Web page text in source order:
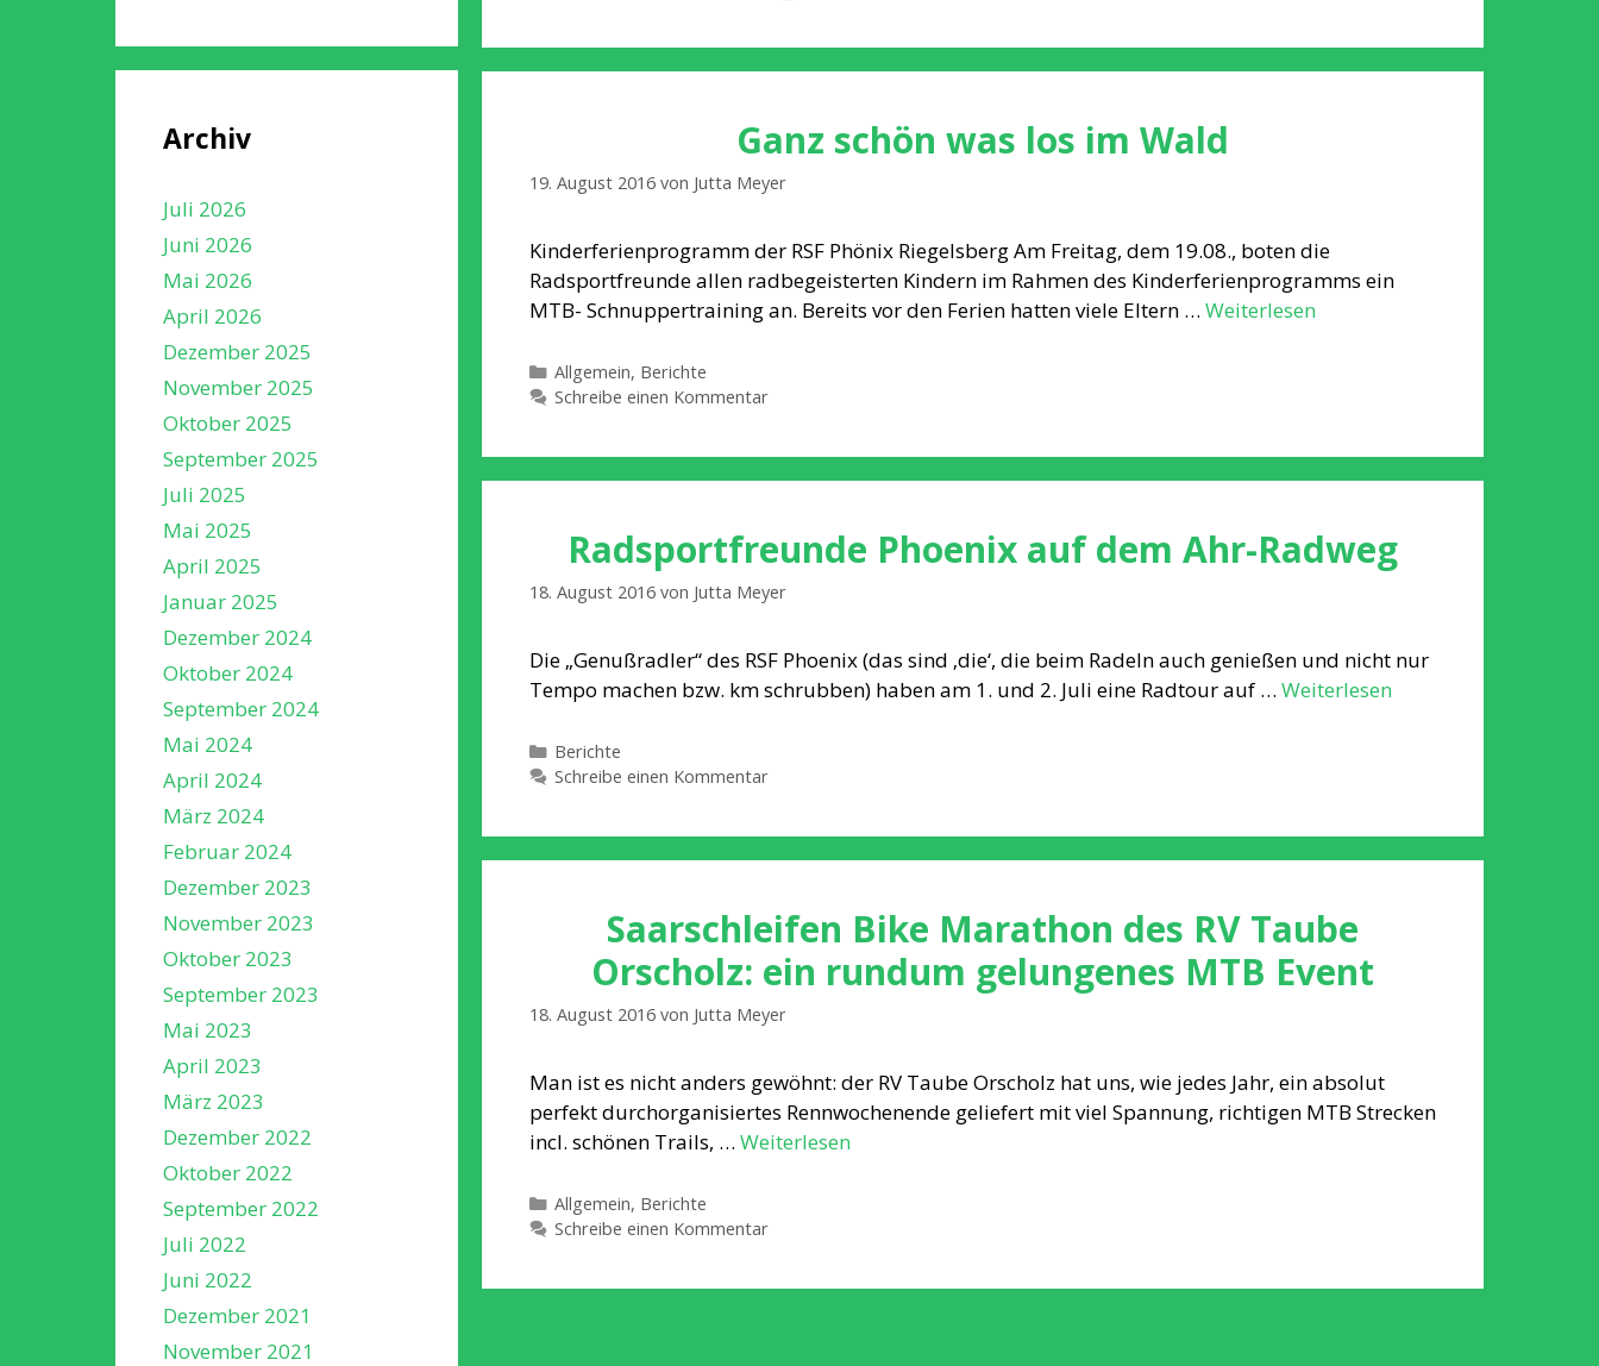
Ganz schön was los im Wald
19. August 2016 von Jutta Meyer
Kinderferienprogramm der RSF Phönix Riegelsberg Am Freitag, dem 19.08., boten die
Radsportfreunde allen radbegeisterten Kindern im Rahmen des Kinderferienprogramms ein
MTB- Schnuppertraining an. Bereits vor den Ferien hatten viele Eltern … Weiterlesen
Kategorien
Allgemein, Berichte
Schreibe einen Kommentar
Radsportfreunde Phoenix auf dem Ahr-Radweg
18. August 2016 von Jutta Meyer
Die „Genußradler“ des RSF Phoenix (das sind ‚die‘, die beim Radeln auch genießen und nicht nur
Tempo machen bzw. km schrubben) haben am 1. und 2. Juli eine Radtour auf … Weiterlesen
Kategorien
Berichte
Schreibe einen Kommentar
Saarschleifen Bike Marathon des RV Taube
Orscholz: ein rundum gelungenes MTB Event
18. August 2016 von Jutta Meyer
Man ist es nicht anders gewöhnt: der RV Taube Orscholz hat uns, wie jedes Jahr, ein absolut
perfekt durchorganisiertes Rennwochenende geliefert mit viel Spannung, richtigen MTB Strecken
incl. schönen Trails, … Weiterlesen
Kategorien
Allgemein, Berichte
Schreibe einen Kommentar
Archiv
Juli 2026
Juni 2026
Mai 2026
April 2026
Dezember 2025
November 2025
Oktober 2025
September 2025
Juli 2025
Mai 2025
April 2025
Januar 2025
Dezember 2024
Oktober 2024
September 2024
Mai 2024
April 2024
März 2024
Februar 2024
Dezember 2023
November 2023
Oktober 2023
September 2023
Mai 2023
April 2023
März 2023
Dezember 2022
Oktober 2022
September 2022
Juli 2022
Juni 2022
Dezember 2021
November 2021